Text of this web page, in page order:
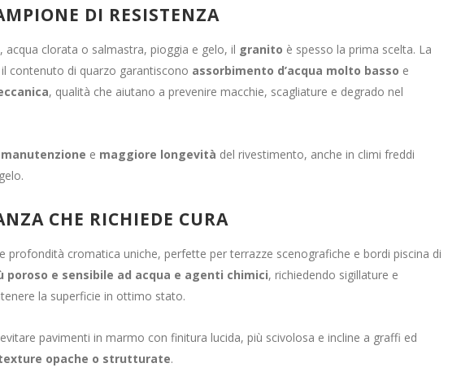
DI RESISTENZA
acqua clorata o salmastra, pioggia e gelo, il granito è spesso la prima scelta. La
contenuto di quarzo garantiscono assorbimento d’acqua molto basso e
, qualità che aiutano a prevenire macchie, scagliature e degrado nel
e maggiore longevità del rivestimento, anche in climi freddi
CHE RICHIEDE CURA
profondità cromatica uniche, perfette per terrazze scenografiche e bordi piscina di
poroso e sensibile ad acqua e agenti chimici, richiedendo sigillature e
la superficie in ottimo stato.
pavimenti in marmo con finitura lucida, più scivolosa e incline a graffi ed
opache o strutturate.